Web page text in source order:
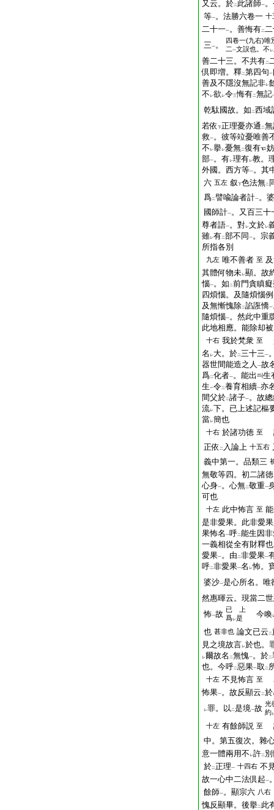
又云。於二 此諸師一
等一。法勝六卷一 十
二十一一。善悔有二
三一。
四卷一(九右)唯
二一文誤也。不 レ
善二十三。不共有二
倶即増。釋二第四句一
善及不隱沒無記非レ
不 レ欲 レ令三悔有二無記
乾駄國故。如 二西域
若依 下正理憂亦通 二
救一。彼等竝憂唯善
不 レ擧レ憂無二復有
部一。有レ理有レ教。
外國。西方等一。其
六 五左 叙下色法無二
爲二譬喩論者計一。
國師計一。又百三十
尊者語一。對レ文於レ
雖レ有二部不同 一。宗
所指各別
九左 唯不善者 至
其體何物未レ顯。故
惱一。如 二前門貪瞋
四煩惱。及隨煩惱例
及無慚愧除二諂誑憍一
隨煩惱一。然此中重
此地相應。能除却被
十右 我於梵衆 至
名 レ大。於二三十三一
器世間能造之人 一故
爲二化者一。能出
生
生一令二養育相續一亦
間父於二諸子一。故
流レ下。已上述記樞
當レ簡也
十右 於諸功徳 至
正依 二 入論上 十五右
義中第一。品類三
無敬等四。初二諸
心身一。心無二敬重一
可也
十左 此中怖言 至
是非愛果。此非愛
果怖名 一呼二能生因
一義相從全有財釋
愛果一。由 二非愛果一
呼二非愛果一名 レ怖。
婆沙一是心所名。唯
然惠暉云。現當二
怖一故 已 上
爲レ是 今喚
也 甚非也 論文已云 二
見之境故言レ於也。
レ爾故名 二無愧一。於二
也。今呼二惡果一取 二
十左 不見怖言 至
怖果一。故反顯云 二於
レ罪。以 二是境一故 光
約
十左 有餘師説 至
中。第五復次。雜
意一體兩用不 レ許二
於二正理一 十四右 不
故一心中二法倶起一
餘師一。顯宗六 八右
愧反顯畢。後擧二 此